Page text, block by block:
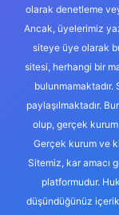
olarak denetleme
Ancak, üyelerimiz
siteye üye olarak
sitesi, herhangi bir
bulunmamaktadır.
paylaşılmaktadır.
olup, gerçek kurum
Gerçek kurum ve
Sitemiz, kar amacı
platformudur.
düşündüğünüz